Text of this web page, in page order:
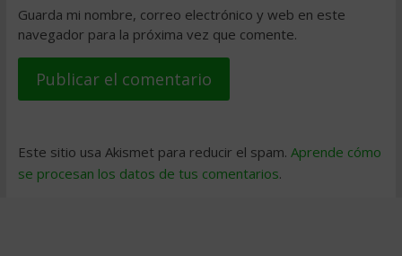
Guarda mi nombre, correo electrónico y web en este
navegador para la próxima vez que comente.
Este sitio usa Akismet para reducir el spam. Aprende cómo
se procesan los datos de tus comentarios.